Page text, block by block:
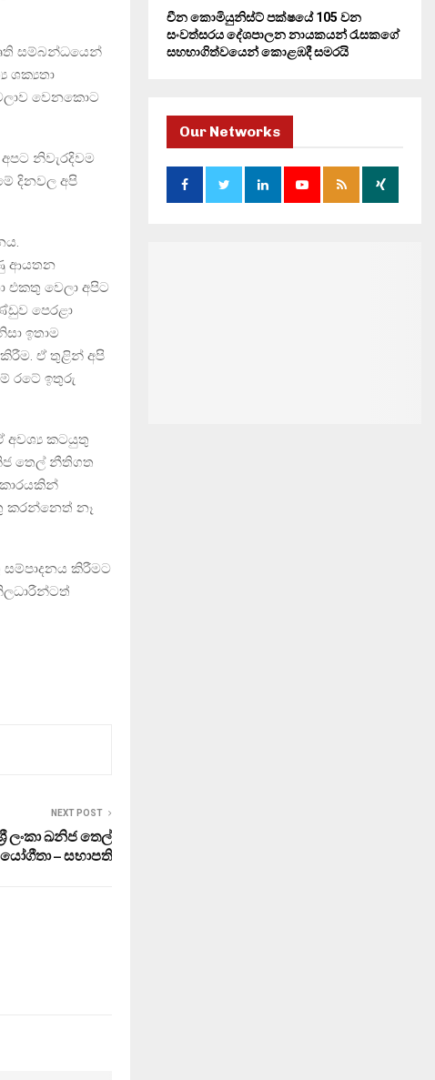
සම්බන්ධයෙන්
ශක්‍යතා
වෙනකොට
නිවැරදිවම
දිනවල අපි
ආයතන
එකතු වෙලා අපිට
පෙරළා
ඉතාම
ඒ තුළින් අපි
රටේ ඉතුරු
අවශ්‍ය කටයුතු
තෙල් නීතිගත
කරන්නෙත් නෑ
සම්පාදනය කිරීමට
NEXT POST
ලංකා ඛනිජ තෙල්
– සභාපති
චීන කොමියුනිස්ට් පක්ෂයේ 105 වන
සංවත්සරය දේශපාලන නායකයන් රැසකගේ
සහභාගිත්වයෙන් කොළඹදී සමරයි
Our Networks